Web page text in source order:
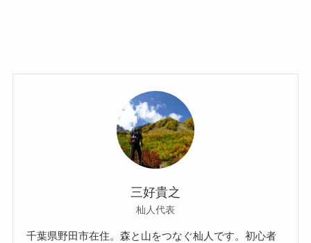
三好貴之
杣人代表
千葉県野田市在住。森と山をつなぐ杣人です。初心者